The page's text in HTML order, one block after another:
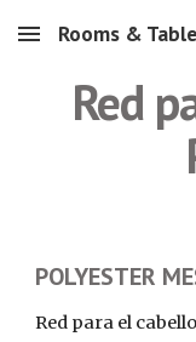
Skip to main content
Rooms &
Red
POLYESTER
Red para el